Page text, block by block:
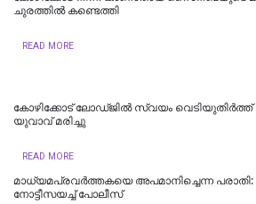
ചുരത്തിൽ കണ്ടെത്തി
READ MORE
കോഴിക്കോട് ലോഡ്ജില്‍ സ്വയം വെടിയുതിര്‍ത്ത്
യുവാവ് മരിച്ചു
READ MORE
മാധ്യമപ്രവര്‍ത്തകയെ അപമാനിച്ചെന്ന
നോട്ടീസയച്ച്‌ പോലീസ്